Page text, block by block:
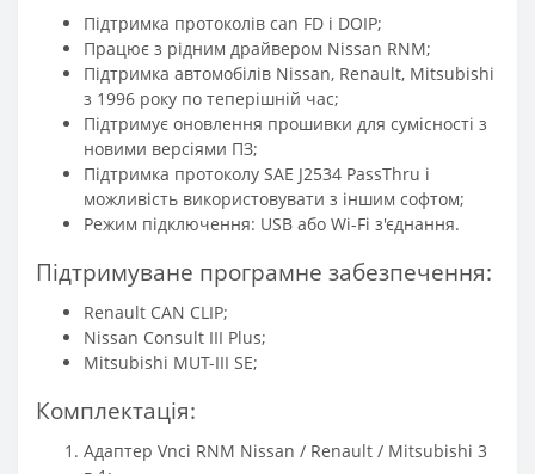
Підтримка протоколів can FD і DOIP;
Працює з рідним драйвером Nissan RNM;
Підтримка автомобілів Nissan, Renault, Mitsubishi
з 1996 року по теперішній час;
Підтримує оновлення прошивки для сумісності з
новими версіями ПЗ;
Підтримка протоколу SAE J2534 PassThru і
можливість використовувати з іншим софтом;
Режим підключення: USB або Wi-Fi з'єднання.
Підтримуване програмне забезпечення:
Renault CAN CLIP;
Nissan Consult III Plus;
Mitsubishi MUT-III SE;
Комплектація:
Адаптер Vnci RNM Nissan / Renault / Mitsubishi 3